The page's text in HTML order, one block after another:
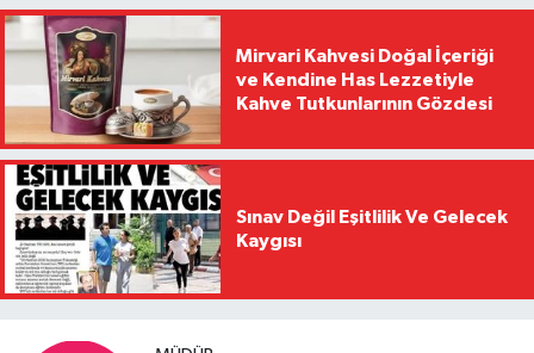
Mirvari Kahvesi Doğal İçeriği
ve Kendine Has Lezzetiyle
Kahve Tutkunlarının Gözdesi
Sınav Değil Eşitlilik Ve Gelecek
Kaygısı